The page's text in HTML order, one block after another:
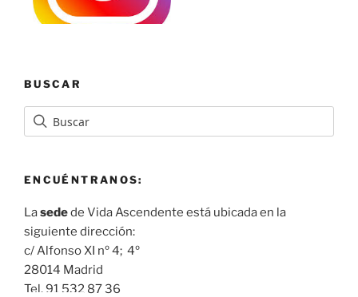
BUSCAR
ENCUÉNTRANOS:
Lasedede Vida Ascendente está ubicada en la
siguiente dirección:
c/ Alfonso XI nº 4; 4º
28014 Madrid
Tel. 91 532 87 36